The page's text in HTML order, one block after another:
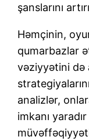
şanslarını
Həmçinin,
qumarbazlar
vəziyyətini də
analizlər,
imkanı